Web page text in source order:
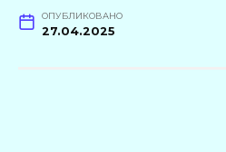
ОПУБЛИКОВАНО
27.04.2025